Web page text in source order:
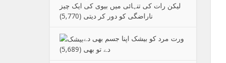
لیکن رات کی تنہائی میں بیوی کی ایک چیز
ناراضگی کو دور کر دیتی (5,770)
ورت مرد کو بیشک اپنا جسم بھی دے
دے تو بھی (5,689)